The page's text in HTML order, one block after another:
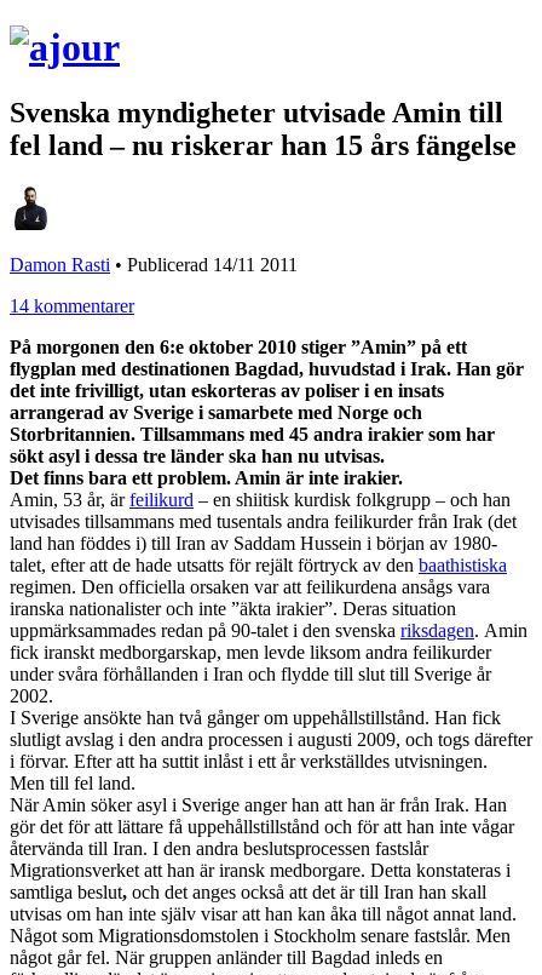
Svenska myndigheter utvisade Amin till
fel land – nu riskerar han 15 års fängelse
Damon Rasti • Publicerad 14/11 2011
14 kommentarer
På morgonen den 6:e oktober 2010 stiger ”Amin” på ett
flygplan med destinationen Bagdad, huvudstad i Irak. Han gör
det inte frivilligt, utan eskorteras av poliser i en insats
arrangerad av Sverige i samarbete med Norge och
Storbritannien. Tillsammans med 45 andra irakier som har
sökt asyl i dessa tre länder ska han nu utvisas.
Det finns bara ett problem. Amin är inte irakier.
Amin, 53 år, ärfeilikurd – en shiitisk kurdisk folkgrupp – och han
utvisades tillsammans med tusentals andra feilikurder från Irak (det
land han föddes i) till Iran av Saddam Hussein i början av 1980-
talet, efter att de hade utsatts för rejält förtryck av den baathistiska
regimen. Den officiella orsaken var att feilikurdena ansågs vara
iranska nationalister och inte ”äkta irakier”. Deras situation
uppmärksammades redan på 90-talet i den svenska riksdagen. Amin
fick iranskt medborgarskap, men levde liksom andra feilikurder
under svåra förhållanden i Iran och flydde till slut till Sverige år
2002.
I Sverige ansökte han två gånger om uppehållstillstånd. Han fick
slutligt avslag i den andra processen i augusti 2009, och togs därefter
i förvar. Efter att ha suttit inlåst i ett år verkställdes utvisningen.
Men till fel land.
När Amin söker asyl i Sverige anger han att han är från Irak. Han
gör det för att lättare få uppehållstillstånd och för att han inte vågar
återvända till Iran. I den andra beslutsprocessen fastslår
Migrationsverket att han är iransk medborgare. Detta konstateras i
samtliga beslut, och det anges också att det är till Iran han skall
utvisas om han inte själv visar att han kan åka till något annat land.
Något som Migrationsdomstolen i Stockholm senare fastslår. Men
något går fel. När gruppen anländer till Bagdad inleds en